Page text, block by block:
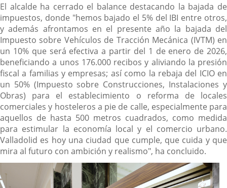
El alcalde ha cerrado el balance destacando la bajada de
impuestos, donde "hemos bajado el 5% del IBI entre otros,
y además afrontamos en el presente año la bajada del
Impuesto sobre Vehículos de Tracción Mecánica (IVTM) en
un 10% que será efectiva a partir del 1 de enero de 2026,
beneficiando a unos 176.000 recibos y aliviando la presión
fiscal a familias y empresas; así como la rebaja del ICIO en
un 50% (Impuesto sobre Construcciones, Instalaciones y
Obras) para el establecimiento o reforma de locales
comerciales y hosteleros a pie de calle, especialmente para
aquellos de hasta 500 metros cuadrados, como medida
para estimular la economía local y el comercio urbano.
Valladolid es hoy una ciudad que cumple, que cuida y que
mira al futuro con ambición y realismo", ha concluido.